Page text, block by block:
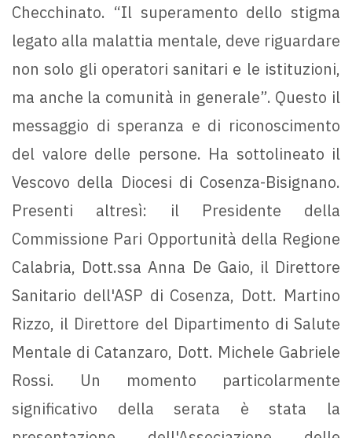
Checchinato. “Il superamento dello stigma
legato alla malattia mentale, deve riguardare
non solo gli operatori sanitari e le istituzioni,
ma anche la comunità in generale”. Questo il
messaggio di speranza e di riconoscimento
del valore delle persone. Ha sottolineato il
Vescovo della Diocesi di Cosenza-Bisignano.
Presenti altresì: il Presidente della
Commissione Pari Opportunità della Regione
Calabria, Dott.ssa Anna De Gaio, il Direttore
Sanitario dell'ASP di Cosenza, Dott. Martino
Rizzo, il Direttore del Dipartimento di Salute
Mentale di Catanzaro, Dott. Michele Gabriele
Rossi. Un momento particolarmente
significativo della serata è stata la